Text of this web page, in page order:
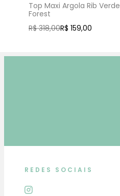
Top Maxi Argola Rib Verde
Forest
R$ 318,00R$ 159,00
REDES SOCIAIS